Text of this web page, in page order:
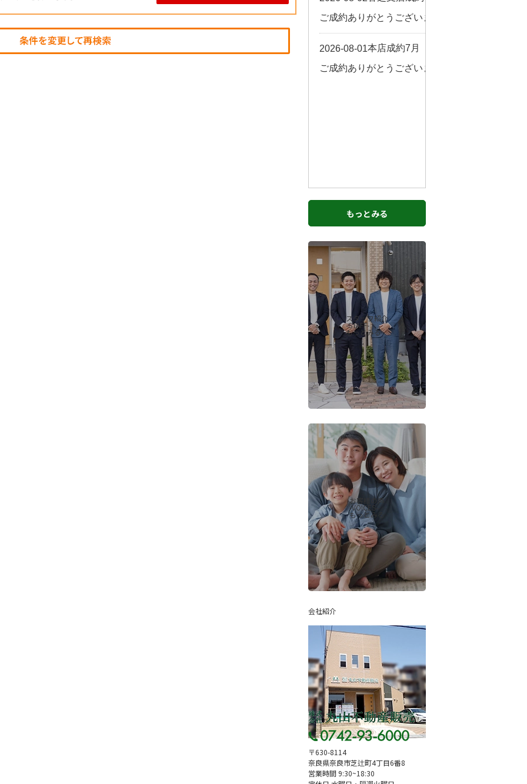
不動産売却査定フォーム
お客様の声
来店予約
よくある質問
サイトマップ
もっとみる
スタッフ紹介
-STAFF-
もっとみる
お客様の声
-VOICES-
もっとみる
会社紹介
〒630-8114
奈良県奈良市芝辻町4丁目6番8
営業時間 9:30~18:30